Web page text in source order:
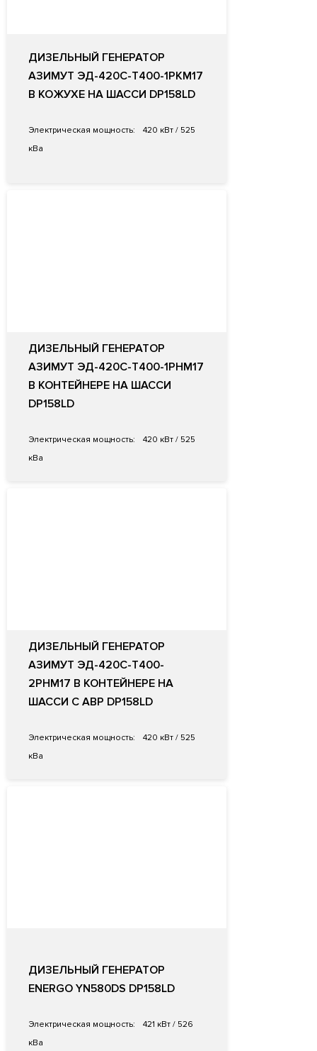
ДИЗЕЛЬНЫЙ ГЕНЕРАТОР
АЗИМУТ ЭД-420С-Т400-1РКМ17
В КОЖУХЕ НА ШАССИ DP158LD
Электрическая мощность:
420 кВт / 525
кВа
ДИЗЕЛЬНЫЙ ГЕНЕРАТОР
АЗИМУТ ЭД-420С-Т400-1РНМ17
В КОНТЕЙНЕРЕ НА ШАССИ
DP158LD
Электрическая мощность:
420 кВт / 525
кВа
ДИЗЕЛЬНЫЙ ГЕНЕРАТОР
АЗИМУТ ЭД-420С-Т400-
2РНМ17 В КОНТЕЙНЕРЕ НА
ШАССИ С АВР DP158LD
Электрическая мощность:
420 кВт / 525
кВа
ДИЗЕЛЬНЫЙ ГЕНЕРАТОР
ENERGO YN580DS DP158LD
Электрическая мощность:
421 кВт / 526
кВа